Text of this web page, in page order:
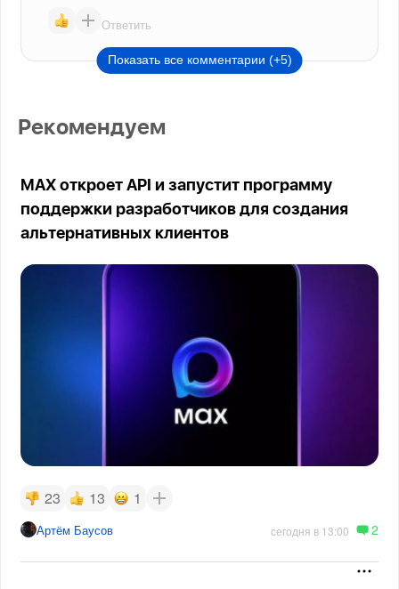
Ответить
Показать все комментарии (+5)
Рекомендуем
MAX откроет API и запустит программу
поддержки разработчиков для создания
альтернативных клиентов
23 13 1
Артём Баусов сегодня в 13:00 2